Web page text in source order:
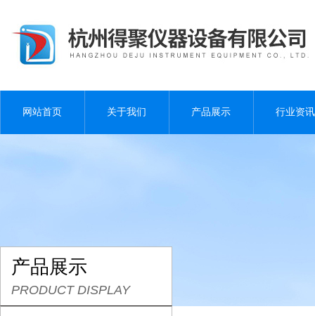
网站首页 关于我们 产品展示 行业资讯
产品展示
PRODUCT DISPLAY